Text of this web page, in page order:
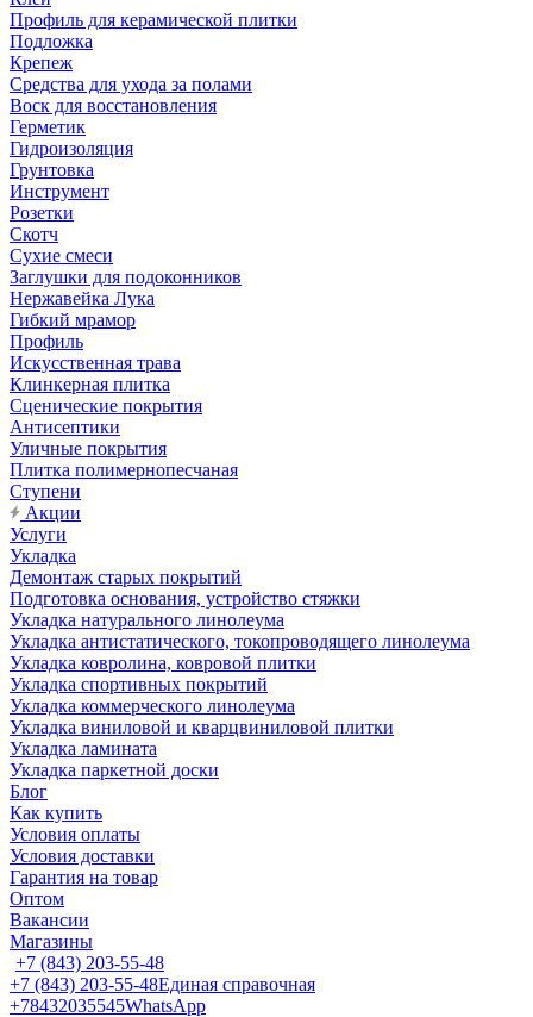
Профиль для керамической плитки
Подложка
Крепеж
Средства для ухода за полами
Воск для восстановления
Герметик
Гидроизоляция
Грунтовка
Инструмент
Розетки
Скотч
Сухие смеси
Заглушки для подоконников
Нержавейка Лука
Гибкий мрамор
Профиль
Искусственная трава
Клинкерная плитка
Сценические покрытия
Антисептики
Уличные покрытия
Плитка полимернопесчаная
Ступени
Акции
Услуги
Укладка
Демонтаж старых покрытий
Подготовка основания, устройство стяжки
Укладка натурального линолеума
Укладка антистатического, токопроводящего линолеума
Укладка ковролина, ковровой плитки
Укладка спортивных покрытий
Укладка коммерческого линолеума
Укладка виниловой и кварцвиниловой плитки
Укладка ламината
Укладка паркетной доски
Блог
Как купить
Условия оплаты
Условия доставки
Гарантия на товар
Оптом
Вакансии
Магазины
+7 (843) 203-55-48
+7 (843) 203-55-48Единая справочная
+78432035545WhatsApp